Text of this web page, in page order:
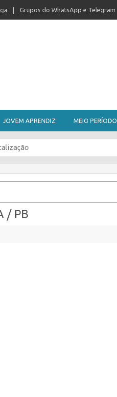
Grupos do WhatsApp e Telegram
JOVEM APRENDIZ MEIO PERÍODO
/ PB